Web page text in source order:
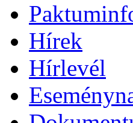
Hírek
Hírlevél